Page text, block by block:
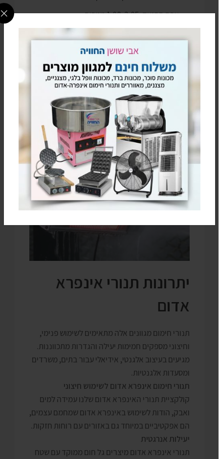
גובה הסטנד: 1.00-2.05 מטרים
עמידות למים בתקן IP65 – מה זה אומר?
דירוג IP65 אומר שהמכשיר עמיד בפני אבק וסילוני
מים בלחץ נמוך-בינוני מכל הצדדים, מה שהופך אותו
למתאים לשימוש חיצוני, גם בתנאי מזג אוויר קשים.
IP הוא דירוג המשמש לציון מידת ההגנה שמספק
המכשיר מפני עצמים מוצקים (כמו אבק וחול) ונוזלים
(כגון מים).
מאושר על ידי מכוני התקנים האירופאי והישראלי
למכשיר תקן ISO 9001:2000.
יתרונות תנורי אינפרא
אדום
תנורי חימום מגוונים אלה מתאימים לשימוש פנימי,
וחיצוני מספקים חמימות יעילה והגדרות מתכווננות.
מגיעים בעיצוב אלגנטי, אידיאלי עבור בתים, משרדים
ומסעדות אלגנטיות.
תנורי חימום אינפרא אדום לשימוש חיצוני
קולקציית תנורי האינפרא אדום שלנו עמידה למים
ואבק, הודות לשימוש באינפרא אדום שמחמם עצמים,
הם אפקטיביים במיוחד גם באזורים עם רוחות חזקות.
יעילות אנרגטית
תנורי אינפרא אדום מיצרים גל חום ממוקד עם שטח